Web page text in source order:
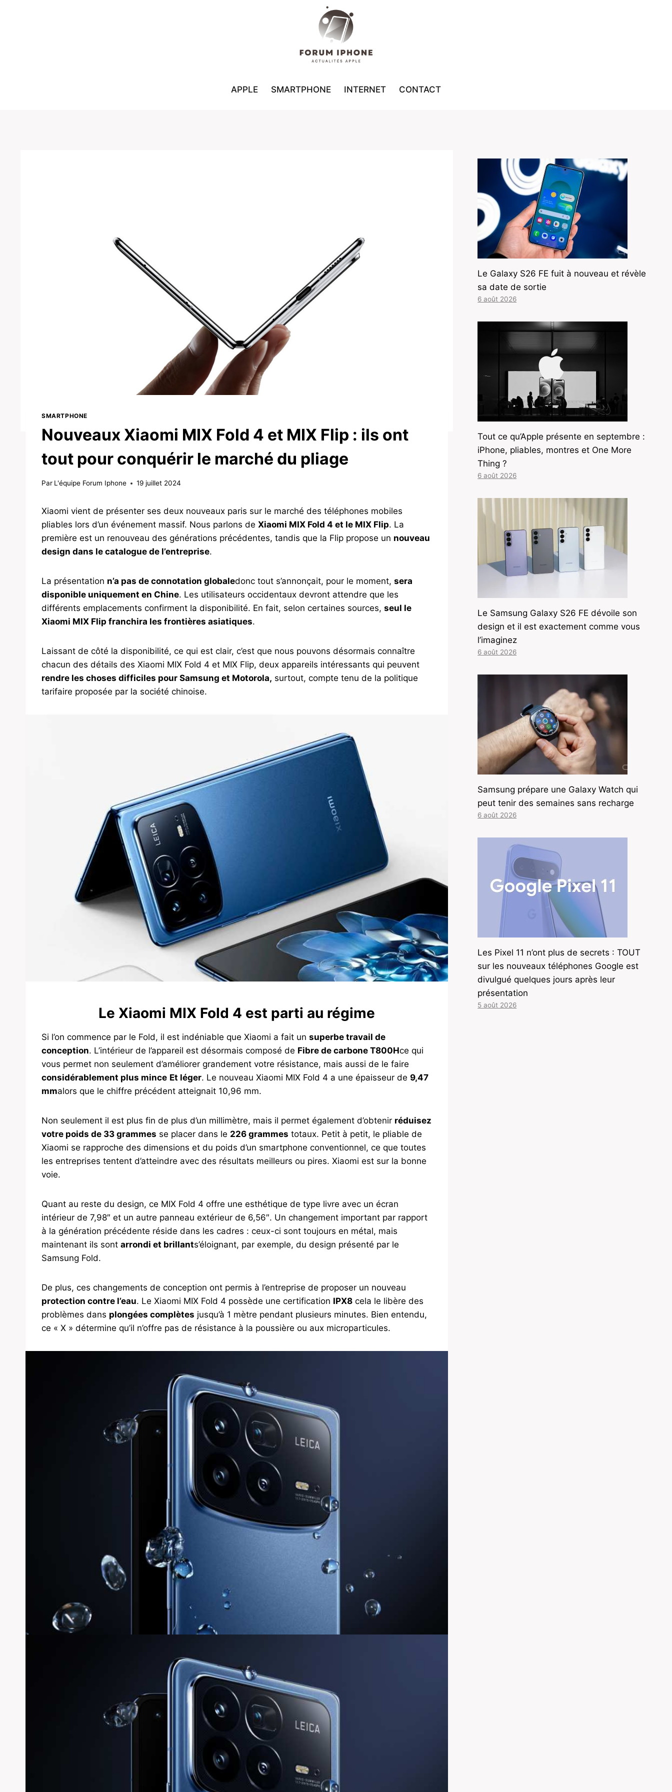
APPLE SMARTPHONE INTERNET CONTACT
SMARTPHONE
Nouveaux Xiaomi MIX Fold 4 et MIX Flip : ils ont
tout pour conquérir le marché du pliage
Par L'équipe Forum Iphone 19 juillet 2024
Xiaomi vient de présenter ses deux nouveaux paris sur le marché des téléphones mobiles
pliables lors d’un événement massif. Nous parlons de Xiaomi MIX Fold 4 et le MIX Flip. La
première est un renouveau des générations précédentes, tandis que la Flip propose un nouveau
design dans le catalogue de l’entreprise.
La présentation n’a pas de connotation globaledonc tout s’annonçait, pour le moment, sera
disponible uniquement en Chine. Les utilisateurs occidentaux devront attendre que les
différents emplacements confirment la disponibilité. En fait, selon certaines sources, seul le
Xiaomi MIX Flip franchira les frontières asiatiques.
Laissant de côté la disponibilité, ce qui est clair, c’est que nous pouvons désormais connaître
chacun des détails des Xiaomi MIX Fold 4 et MIX Flip, deux appareils intéressants qui peuvent
rendre les choses difficiles pour Samsung et Motorola, surtout, compte tenu de la politique
tarifaire proposée par la société chinoise.
Le Xiaomi MIX Fold 4 est parti au régime
Si l’on commence par le Fold, il est indéniable que Xiaomi a fait un superbe travail de
conception. L’intérieur de l’appareil est désormais composé de Fibre de carbone T800Hce qui
vous permet non seulement d’améliorer grandement votre résistance, mais aussi de le faire
considérablement plus mince Et léger. Le nouveau Xiaomi MIX Fold 4 a une épaisseur de 9,47
mmalors que le chiffre précédent atteignait 10,96 mm.
Non seulement il est plus fin de plus d’un millimètre, mais il permet également d’obtenir réduisez
votre poids de 33 grammes se placer dans le 226 grammes totaux. Petit à petit, le pliable de
Xiaomi se rapproche des dimensions et du poids d’un smartphone conventionnel, ce que toutes
les entreprises tentent d’atteindre avec des résultats meilleurs ou pires. Xiaomi est sur la bonne
voie.
Quant au reste du design, ce MIX Fold 4 offre une esthétique de type livre avec un écran
intérieur de 7,98″ et un autre panneau extérieur de 6,56″. Un changement important par rapport
à la génération précédente réside dans les cadres : ceux-ci sont toujours en métal, mais
maintenant ils sont arrondi et brillants’éloignant, par exemple, du design présenté par le
Samsung Fold.
De plus, ces changements de conception ont permis à l’entreprise de proposer un nouveau
protection contre l’eau. Le Xiaomi MIX Fold 4 possède une certification IPX8 cela le libère des
problèmes dans plongées complètes jusqu’à 1 mètre pendant plusieurs minutes. Bien entendu,
ce « X » détermine qu’il n’offre pas de résistance à la poussière ou aux microparticules.
Le Galaxy S26 FE fuit à nouveau et révèle
sa date de sortie
6 août 2026
Tout ce qu’Apple présente en septembre :
iPhone, pliables, montres et One More
Thing ?
6 août 2026
Le Samsung Galaxy S26 FE dévoile son
design et il est exactement comme vous
l’imaginez
6 août 2026
Samsung prépare une Galaxy Watch qui
peut tenir des semaines sans recharge
6 août 2026
Les Pixel 11 n’ont plus de secrets : TOUT
sur les nouveaux téléphones Google est
divulgué quelques jours après leur
présentation
5 août 2026